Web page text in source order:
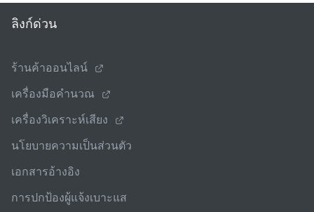
ลิงก์ด่วน
ร้านค้าออนไลน์
เครื่องมือคํานวณ
เครื่องวิเคราะห์เสียง
นโยบายความเป็นส่วนตัว
เอกสารอ้างอิง
การปกป้องผู้แจ้งเบาะแส